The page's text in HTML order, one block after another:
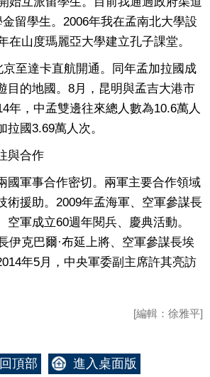
留學生。2006年我在孟南北大學設
在山度瑪麗亞大學建立孔子課堂。
至達卡直航開通。同年孟加拉國成
目的地國。8月，昆明與孟吉大港市
年，中孟雙邊往來總人數為10.6萬人
國3.69萬人次。
合作
軍事合作密切。兩軍主要合作領域
術援助。2009年孟海軍、空軍參謀長
空軍成立60週年閱兵、慶典活動。
伊克巴爾·布延上將、空軍參謀長埃
年5月，中央軍委副主席許其亮訪
[編輯：徐雅平]
頂部 進入桌面版